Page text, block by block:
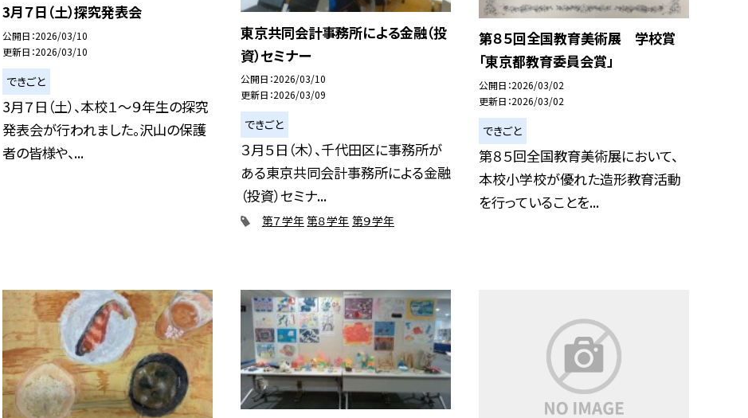
3月７日（土）探究発表会
公開日 2026/03/10
更新日 2026/03/10
できごと
3月７日（土）、本校１～９年生の探究
発表会が行われました。沢山の保護
者の皆様や、...
東京共同会計事務所による金融（投
資）セミナー
公開日 2026/03/10
更新日 2026/03/09
できごと
３月５日（木）、千代田区に事務所が
ある東京共同会計事務所による金融
（投資）セミナ...
第７学年第８学年 第９学年
第８５回全国教育美術展 学校賞
「東京都教育委員会賞」
公開日 2026/03/02
更新日 2026/03/02
できごと
第８５回全国教育美術展において、
本校小学校が優れた造形教育活動
を行っていることを...